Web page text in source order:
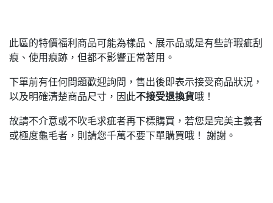
此區的特價福利商品可能為樣品、展示品或是有些許瑕疵刮
痕、使用痕跡，但都不影響正常著用。
下單前有任何問題歡迎詢問，售出後即表示接受商品狀況，
以及明確清楚商品尺寸，因此不接受退換貨哦！
故請不介意或不吹毛求疵者再下標購買，若您是完美主義者
或極度龜毛者，則請您千萬不要下單購買哦！ 謝謝。